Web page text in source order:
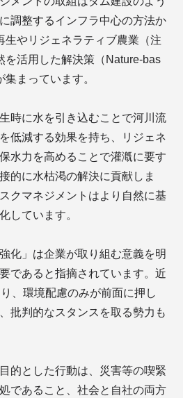
調整するインフラ中心の方法か
生やリジェネラティブ農業（注
を活用した解決策（Nature-bas
まっています。
時に水を引き込むことで河川流
低減する効果を持ち、リジェネ
水力を高めることで灌漑に要す
的に水枯渇の解決に貢献しま
クマネジメントはより自然に基
しています。
化」は企業が取り組む意義を明
であると指摘されています。近
、環境配慮のみが前面に押し
批判的なスタンスを取る勢力も
的とした行動は、災害等の喫緊
であること、社会と自社の両方